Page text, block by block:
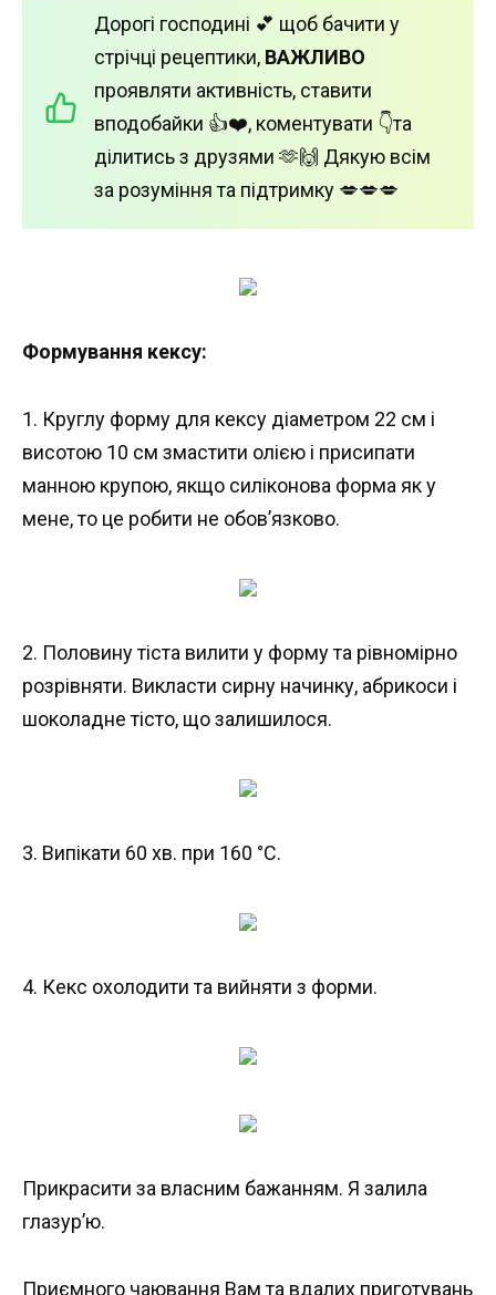
Дорогі господині 💕 щоб бачити у
стрічці рецептики, ВАЖЛИВО
проявляти активність, ставити
вподобайки 👍❤️, коментувати 👇та
ділитись з друзями 🫶🙌 Дякую всім
за розуміння та підтримку 💋💋💋
Формування кексу:
1. Круглу форму для кексу діаметром 22 см і
висотою 10 см змастити олією і присипати
манною крупою, якщо силіконова форма як у
мене, то це робити не обов’язково.
2. Половину тіста вилити у форму та рівномірно
розрівняти. Викласти сирну начинку, абрикоси і
шоколадне тісто, що залишилося.
3. Випікати 60 хв. при 160 °С.
4. Кекс охолодити та вийняти з форми.
Прикрасити за власним бажанням. Я залила
глазур’ю.
Приємного чаювання Вам та вдалих приготувань